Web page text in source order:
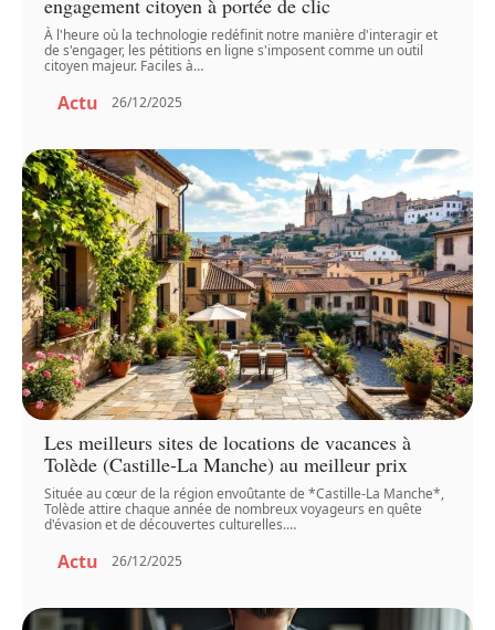
À l'heure où la technologie redéfinit notre manière d'interagir et
de s'engager, les pétitions en ligne s'imposent comme un outil
citoyen majeur. Faciles à…
Actu 26/12/2025
Les meilleurs sites de locations de vacances à
Tolède (Castille-La Manche) au meilleur prix
Située au cœur de la région envoûtante de *Castille-La Manche*,
Tolède attire chaque année de nombreux voyageurs en quête
d'évasion et de découvertes culturelles.…
Actu 26/12/2025